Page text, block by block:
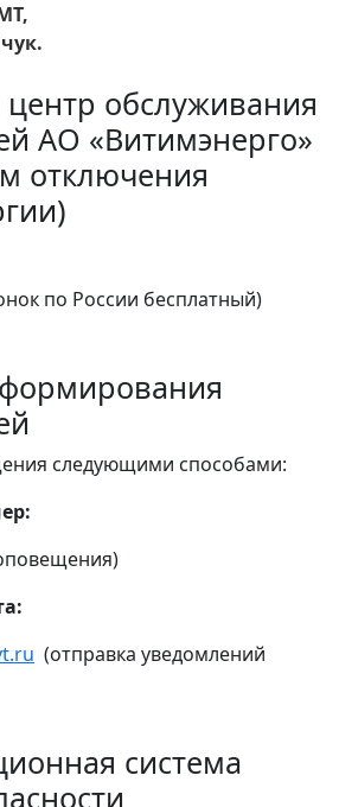
обслуживания
АО «Витимэнерго»
отключения
по России бесплатный)
следующими способами:
(отправка уведомлений
система